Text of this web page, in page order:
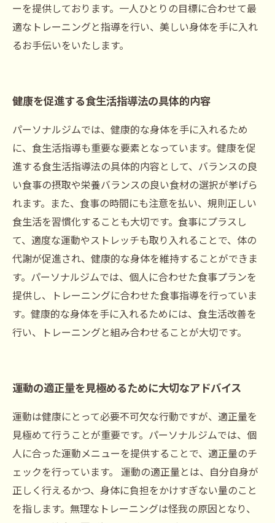
ーを提供しております。一人ひとりの目標に合わせて最
適なトレーニングと指導を行い、美しい身体を手に入れ
るお手伝いをいたします。
健康を促進する食生活指導法の具体的内容
パーソナルジムでは、健康的な身体を手に入れるため
に、食生活指導も重要な要素となっています。健康を促
進する食生活指導法の具体的内容として、バランスの良
い食事の摂取や栄養バランスの良い食材の選択が挙げら
れます。また、食事の時間にも注意を払い、規則正しい
食生活を習慣化することも大切です。食事にプラスし
て、適度な運動やストレッチも取り入れることで、体の
代謝が促進され、健康的な身体を維持することができま
す。パーソナルジムでは、個人に合わせた食事プランを
提供し、トレーニングに合わせた食事指導を行っていま
す。健康的な身体を手に入れるためには、食生活改善を
行い、トレーニングと組み合わせることが大切です。
運動の適正量を見極めるために大切なアドバイス
運動は健康にとって必要不可欠な行動ですが、適正量を
見極めて行うことが重要です。パーソナルジムでは、個
人に合った運動メニューを提供することで、適正量のチ
ェックを行っています。 運動の適正量とは、自分自身が
正しく行えるかつ、身体に負担をかけすぎない量のこと
を指します。無理なトレーニングは怪我の原因となり、